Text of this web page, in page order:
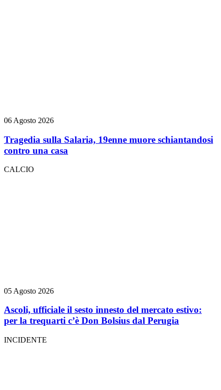
06 Agosto 2026
Tragedia sulla Salaria, 19enne muore schiantandosi
contro una casa
CALCIO
05 Agosto 2026
Ascoli, ufficiale il sesto innesto del mercato estivo:
per la trequarti c’è Don Bolsius dal Perugia
INCIDENTE